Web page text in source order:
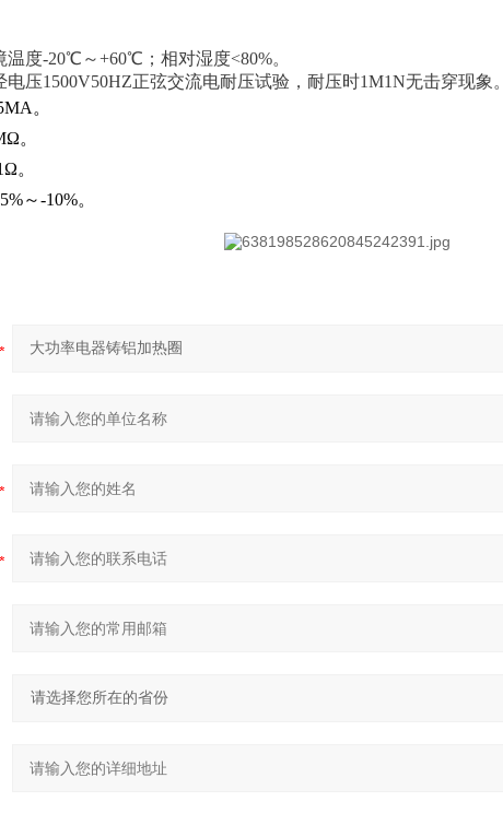
温度-20℃～+60℃；相对湿度<80%。
压1500V50HZ正弦交流电耐压试验，耐压时1M1N无击穿现象。
。
。
。
～-10%。